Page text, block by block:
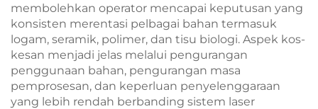
membolehkan operator mencapai keputusan yang
konsisten merentasi pelbagai bahan termasuk
logam, seramik, polimer, dan tisu biologi. Aspek kos-
kesan menjadi jelas melalui pengurangan
penggunaan bahan, pengurangan masa
pemprosesan, dan keperluan penyelenggaraan
yang lebih rendah berbanding sistem laser